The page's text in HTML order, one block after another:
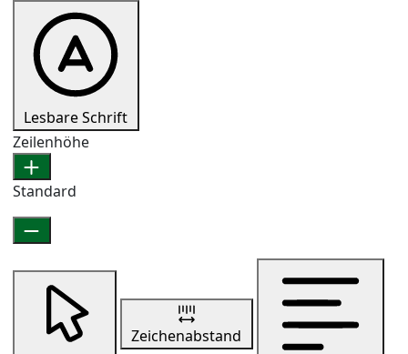
Lesbare Schrift
Zeilenhöhe
Standard
Zeichenabstand